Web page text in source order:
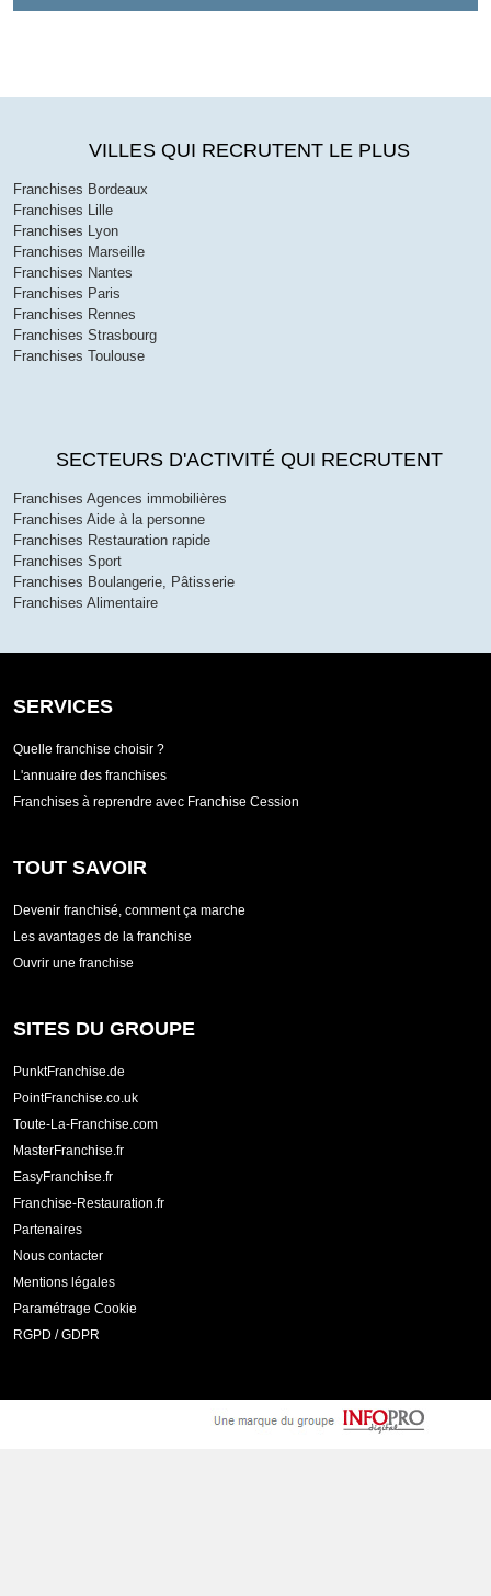
VILLES QUI RECRUTENT LE PLUS
Franchises Bordeaux
Franchises Lille
Franchises Lyon
Franchises Marseille
Franchises Nantes
Franchises Paris
Franchises Rennes
Franchises Strasbourg
Franchises Toulouse
SECTEURS D'ACTIVITÉ QUI RECRUTENT
Franchises Agences immobilières
Franchises Aide à la personne
Franchises Restauration rapide
Franchises Sport
Franchises Boulangerie, Pâtisserie
Franchises Alimentaire
SERVICES
Quelle franchise choisir ?
L'annuaire des franchises
Franchises à reprendre avec Franchise Cession
TOUT SAVOIR
Devenir franchisé, comment ça marche
Les avantages de la franchise
Ouvrir une franchise
SITES DU GROUPE
PunktFranchise.de
PointFranchise.co.uk
Toute-La-Franchise.com
MasterFranchise.fr
EasyFranchise.fr
Franchise-Restauration.fr
Partenaires
Nous contacter
Mentions légales
Paramétrage Cookie
RGPD / GDPR